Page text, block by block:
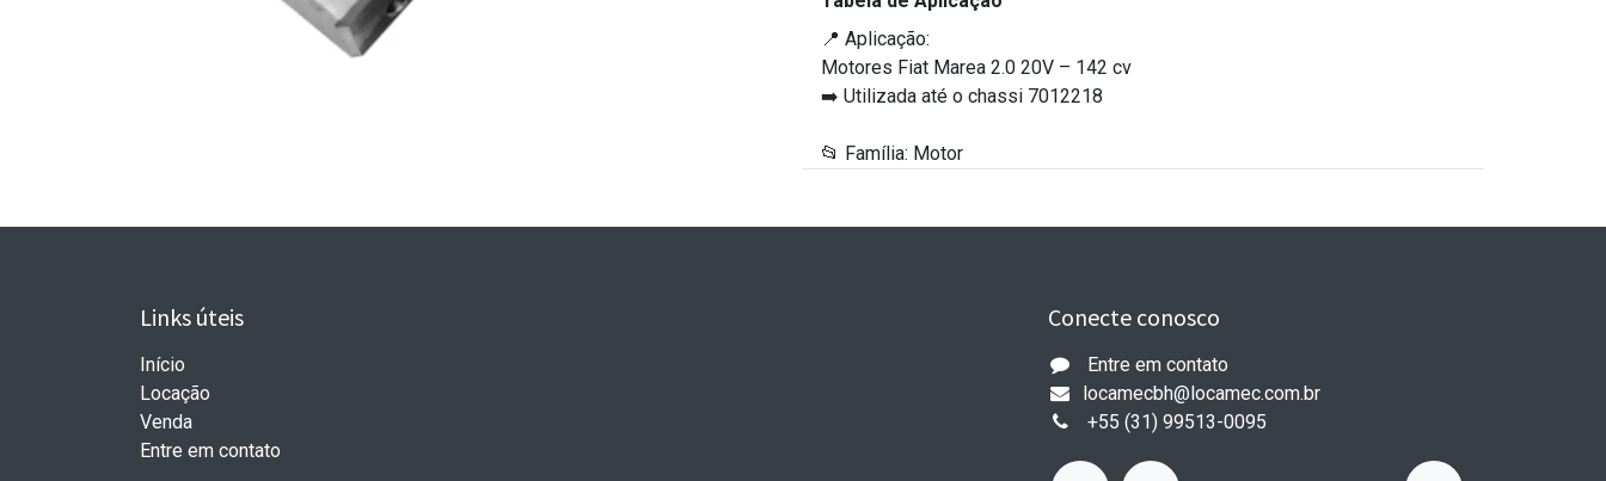
📍 Aplicação:
Motores Fiat Marea 2.0 20V – 142 cv
➡️ Utilizada até o chassi 7012218
📂 Família: Motor
Links úteis
Início
Locação
Venda
Entre em contato
Conecte conosco
Entre em contato
locamecbh@locamec.com.br
+55 (31) 99513-0095